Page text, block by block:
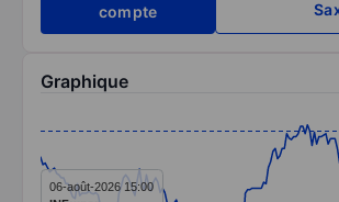
compte
Graphique
Line chart with 166 data points.
The chart has 1 X axis displaying
06-août-2026 15:00